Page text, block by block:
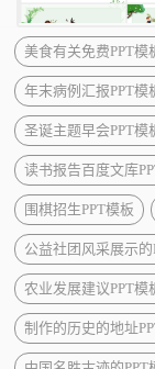
美食有关免费PPT模
年末病例汇报PPT模
圣诞主题早会PPT模
读书报告百度文库
围棋招生PPT模板
公益社团风采展示的
农业发展建议PPT模
制作的历史的地址